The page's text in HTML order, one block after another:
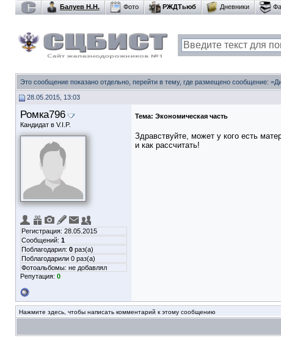
Балуев Н.Н. Фото РЖДТьюб Дневники
Это сообщение показано отдельно, перейти в тему, где размещено сообщение:
28.05.2015, 13:03
Ромка796
Кандидат в V.I.P.
Регистрация: 28.05.2015
Сообщений: 1
Поблагодарил: 0 раз(а)
Поблагодарили 0 раз(а)
Фотоальбомы: не добавлял
Репутация: 0
Тема: Экономическая часть
Здравствуйте, может у кого есть
и как рассчитать!
Нажмите здесь, чтобы написать комментарий к этому сообщению